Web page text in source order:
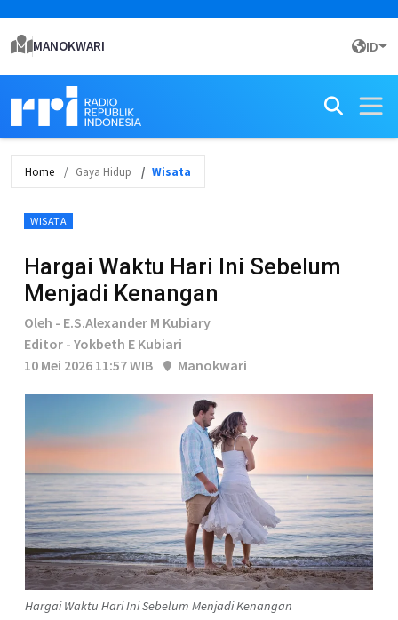
MANOKWARI ID
Home Gaya Hidup Wisata
WISATA
Hargai Waktu Hari Ini Sebelum
Menjadi Kenangan
Oleh - E.S.Alexander M Kubiary
Editor - Yokbeth E Kubiari
10 Mei 2026 11:57 WIB
Manokwari
Hargai Waktu Hari Ini Sebelum Menjadi Kenangan